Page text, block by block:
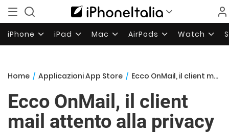
iPhone iPad Mac AirPods Watch
Home / Applicazioni App Store / Ecco OnMail, il client mail attento alla privacy
Ecco OnMail, il client
mail attento alla privacy